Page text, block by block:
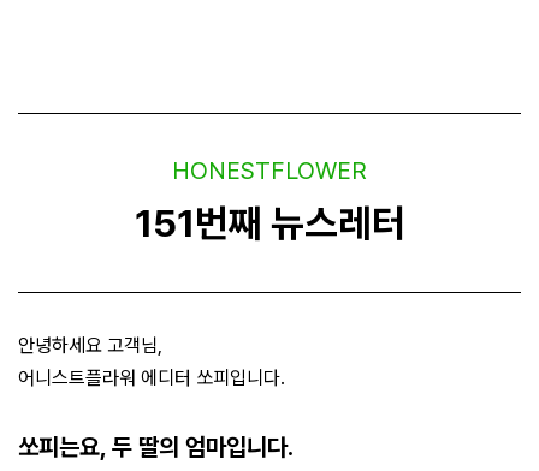
HONESTFLOWER
151번째 뉴스레터
안녕하세요 고객님,
어니스트플라워 에디터 쏘피입니다.
쏘피는요, 두 딸의 엄마입니다.